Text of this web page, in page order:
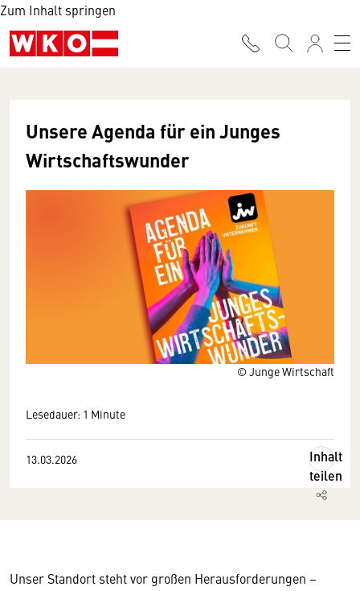
Zum Inhalt springen
© Junge Wirtschaft
Unsere Agenda für ein Junges
Wirtschaftswunder
Lesedauer: 1 Minute
13.03.2026
Inhalt
teilen
Unser Standort steht vor großen Herausforderungen –